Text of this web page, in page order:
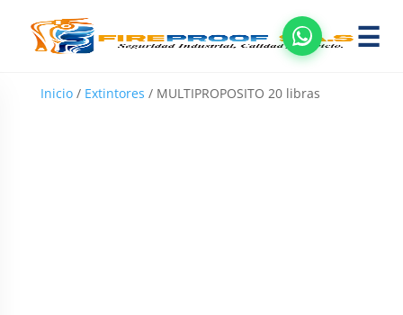
☰
Inicio/ Extintores / MULTIPROPOSITO 20 libras